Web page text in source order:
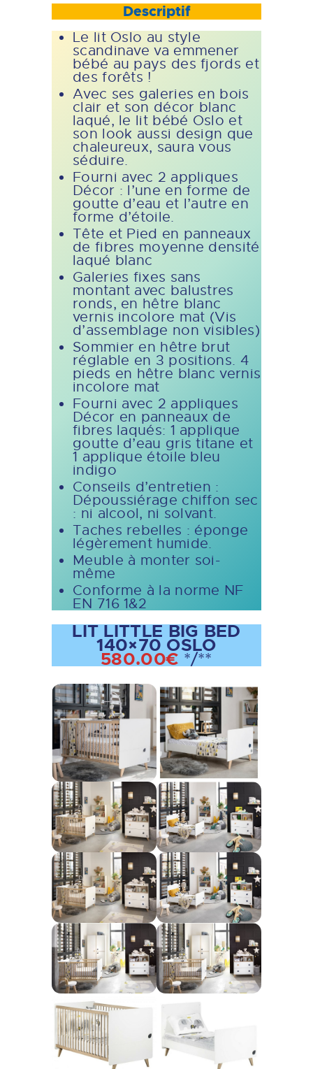
Descriptif
Le lit Oslo au style
scandinave va emmener
bébé au pays des fjords et
des forêts !
Avec ses galeries en bois
clair et son décor blanc
laqué, le lit bébé Oslo et
son look aussi design que
chaleureux, saura vous
séduire.
Fourni avec 2 appliques
Décor : l’une en forme de
goutte d’eau et l’autre en
forme d’étoile.
Tête et Pied en panneaux
de fibres moyenne densité
laqué blanc
Galeries fixes sans
montant avec balustres
ronds, en hêtre blanc
vernis incolore mat (Vis
d’assemblage non visibles)
Sommier en hêtre brut
réglable en 3 positions. 4
pieds en hêtre blanc vernis
incolore mat
Fourni avec 2 appliques
Décor en panneaux de
fibres laqués: 1 applique
goutte d’eau gris titane et
1 applique étoile bleu
indigo
Conseils d’entretien :
Dépoussiérage chiffon sec
: ni alcool, ni solvant.
Taches rebelles : éponge
légèrement humide.
Meuble à monter soi-
même
Conforme à la norme NF
EN 716 1&2
LIT LITTLE BIG BED
140×70 OSLO
580.00€ */**